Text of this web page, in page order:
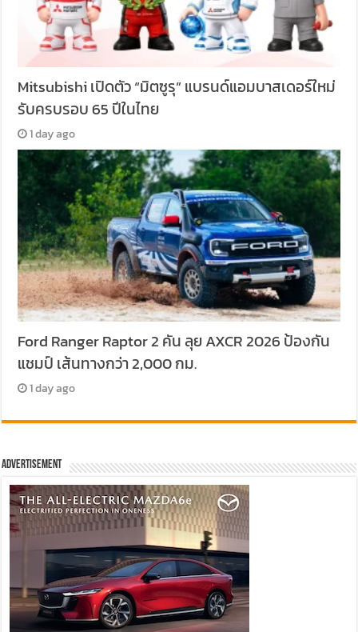
Mitsubishi เปิดตัว “มิตซูรุ” แบรนด์แอมบาสเดอร์ใหม่
รับครบรอบ 65 ปีในไทย
1 day ago
Ford Ranger Raptor 2 คัน ลุย AXCR 2026 ป้องกัน
แชมป์ เส้นทางกว่า 2,000 กม.
1 day ago
Advertisement